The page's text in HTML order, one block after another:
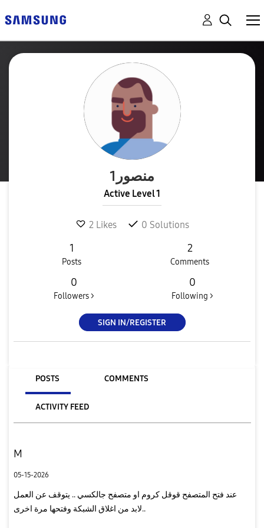
منصور1
Active Level 1
2 Likes 0 Solutions
1
Posts
2
Comments
0
Followers >
0
Following >
SIGN IN/REGISTER
POSTS COMMENTS
ACTIVITY FEED
M
05-15-2026
عند فتح المتصفح قوقل كروم او متصفح جالكسي .. يتوقف عن العمل
..لابد من اغلاق الشبكة وفتحها مرة اخرى